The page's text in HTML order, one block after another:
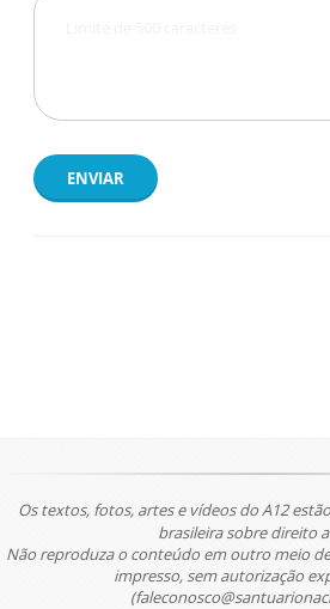
ENVIAR
Os textos, fotos, artes e vídeos do A12
brasileira sobre direito
Não reproduza o conteúdo em outro meio
impresso, sem autorização